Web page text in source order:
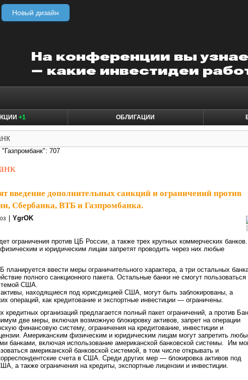
Новый дизайн
+1 ОБЛИГАЦИИ
"Газпромбанк": 707
введение дополнительных санкций и ограничений против
Сбербанка, ВТБ и Газпромбанка.
| YgrOK
ограничения против ЦБ России, а также трех крупных коммерческих банков.
и юридическим лицам запретят проводить через них любые
планируется ввести меры ограничительного характера, а три остальных
полного санкционного пакета. Остальные банки не смогут пользоваться
США.
находящиеся под юрисдикцией США, могут быть заблокированы, а
операций, как кредитование и экспортные инвестиции — ограничены.
кредитных организаций предлагается полный пакет ограничений, а против
две меры, включая возможную блокировку активов, запрет на операции
финансовую систему, ограничения на кредитование, инвестиции и
Американским физическим и юридическим лицам могут запретить
банками, включая использование американской банковской системы. Им
американской банковской системой, в том числе открывать и
счета в США. Среди других мер — блокировка активов под
а также ограничения на кредиты, экспортные лицензии и инвестиции.